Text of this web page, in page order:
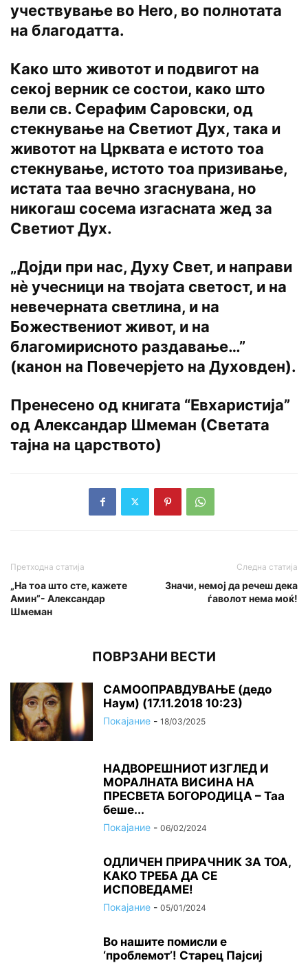
учествување во Hero, во полнотата
на благодатта.
Како што животот и подвигот на
секој верник се состои, како што
вели св. Серафим Саровски, од
стекнување на Светиот Дух, така и
животот на Црквата е истото тоа
стекнување, истото тоа призивање,
истата таа вечно згаснувана, но
никогаш сосема изгасната жед за
Светиот Дух.
„Дојди при нас, Духу Свет, и направи
нѐ учесници на твојата светост, и на
невечерната светлина, и на
Божествениот живот, и на
благомирисното раздавање…”
(канон на Повечерјето на Духовден).
Пренесено од книгата “Евхаристија”
од Александар Шмеман (Светата
тајна на царството)
Претходна статија
„Ha тоа што сте, кажете
Амин”- Александар
Шмеман
Следна статија
Значи, немој да речеш дека
ѓаволот нема моќ!
ПОВРЗАНИ ВЕСТИ
САМООПРАВДУВАЊЕ (дедо
Наум) (17.11.2018 10:23)
Покајание - 18/03/2025
НАДВОРЕШНИОТ ИЗГЛЕД И
МОРАЛНАТА ВИСИНА HA
ПРЕСВЕТА БОГОРОДИЦА – Таа
беше...
Покајание - 06/02/2024
ОДЛИЧЕН ПРИРАЧНИК ЗА ТОА,
КАКО ТРЕБА ДА СЕ
ИСПОВЕДАМЕ!
Покајание - 05/01/2024
Во нашите помисли е
‘проблемот’! Старец Пајсиј